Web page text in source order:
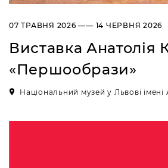
07 ТРАВНЯ 2026 —— 14 ЧЕРВНЯ 2026
Виставка Анатолія
«Першообрази»
Національний музей у Львові